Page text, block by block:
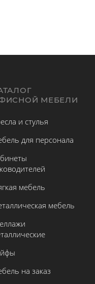
МЕБЕЛИ
и стулья
для персонала
мебель
мебель
на заказ